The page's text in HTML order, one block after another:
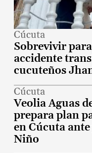
Cúcuta
Sobrevivir
accidente
cucuteños
Cúcuta
Veolia Aguas
prepara plan
en Cúcuta
Niño